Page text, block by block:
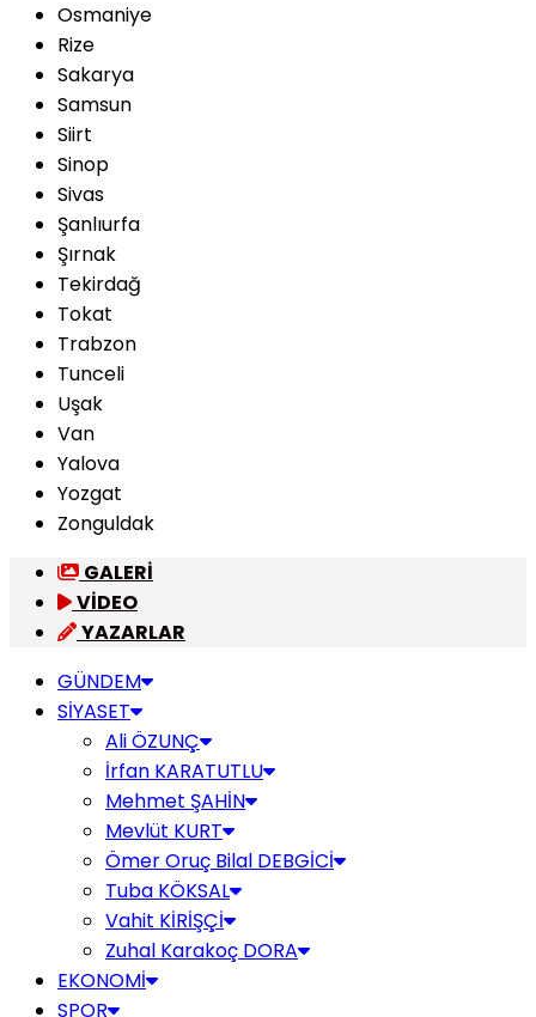
Osmaniye
Rize
Sakarya
Samsun
Siirt
Sinop
Sivas
Şanlıurfa
Şırnak
Tekirdağ
Tokat
Trabzon
Tunceli
Uşak
Van
Yalova
Yozgat
Zonguldak
GALERİ
VİDEO
YAZARLAR
GÜNDEM
SİYASET
Ali ÖZUNÇ
İrfan KARATUTLU
Mehmet ŞAHİN
Mevlüt KURT
Ömer Oruç Bilal DEBGİCİ
Tuba KÖKSAL
Vahit KİRİŞÇİ
Zuhal Karakoç DORA
EKONOMİ
SPOR